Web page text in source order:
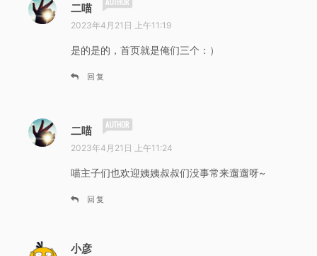
二喵
道
2023年4月21日 上午11:19
是的是的，首页就是俺们三个：）
回复
二喵
道
2023年4月21日 上午11:24
喵主子们也欢迎姨姨叔叔们没事常来遛遛呀~
回复
小彦